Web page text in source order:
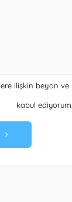
ilişkin beyan
kabul ediyorum.